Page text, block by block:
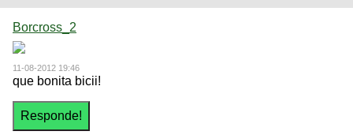
Borcross_2
11-08-2012 19:46
que bonita bicii!